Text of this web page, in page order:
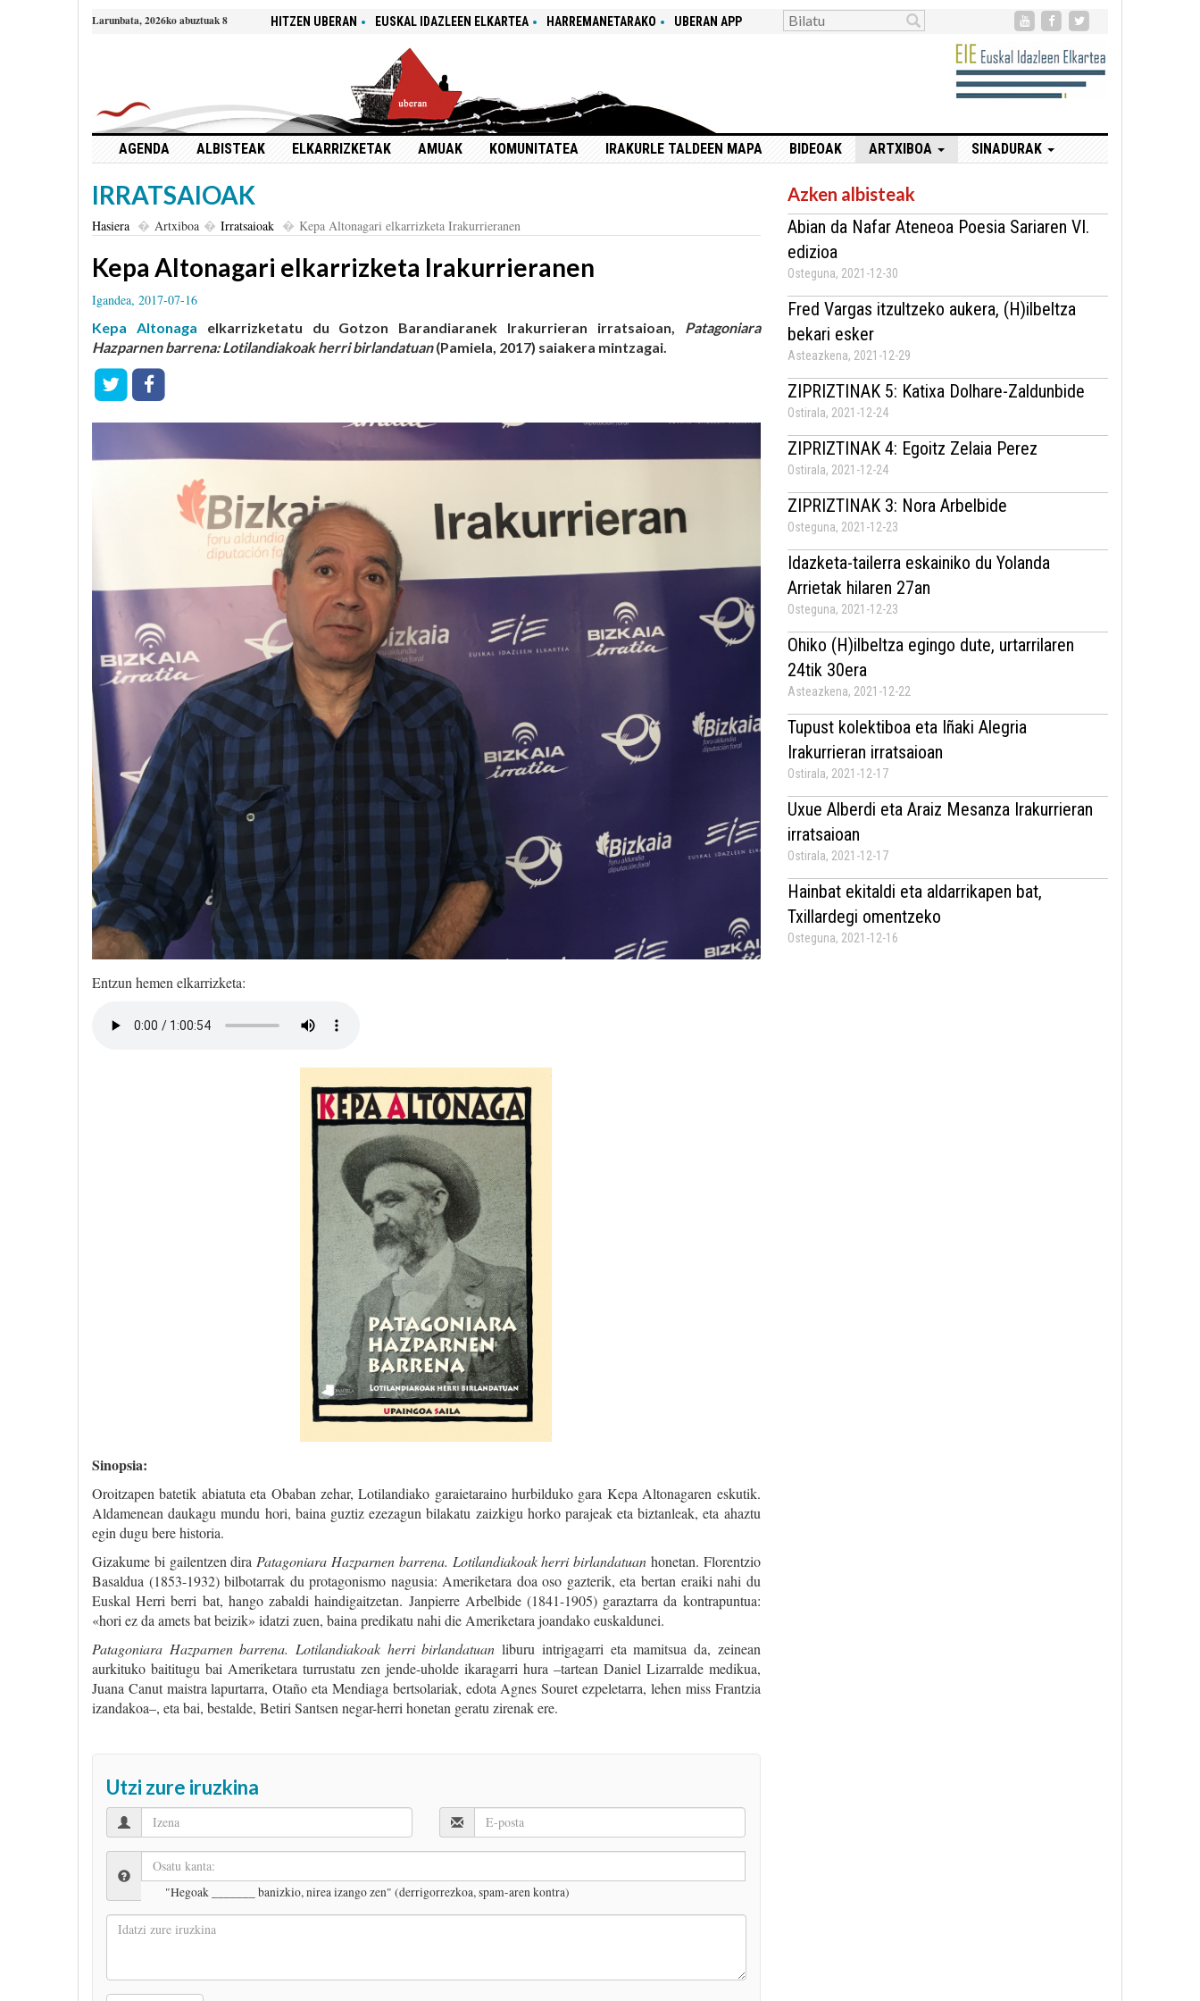
Larunbata, 2026ko abuztuak 8 HITZEN UBERAN EUSKAL IDAZLEEN ELKARTEA HARREMANETARAKO UBERAN APP
AGENDA ALBISTEAK ELKARRIZKETAK AMUAK KOMUNITATEA IRAKURLE TALDEEN MAPA BIDEOAK ARTXIBOA SINADURAK
IRRATSAIOAK
Hasiera Artxiboa Irratsaioak Kepa Altonagari elkarrizketa Irakurrieranen
Kepa Altonagari elkarrizketa Irakurrieranen
Igandea, 2017-07-16
Kepa Altonaga elkarrizketatu du Gotzon Barandiaranek Irakurrieran irratsaioan, Patagoniara
Hazparnen barrena: Lotilandiakoak herri birlandatuan(Pamiela, 2017) saiakera mintzagai.
Entzun hemen elkarrizketa:
Sinopsia:
Oroitzapen batetik abiatuta eta Obaban zehar, Lotilandiako garaietaraino hurbilduko gara Kepa Altonagaren eskutik.
Aldamenean daukagu mundu hori, baina guztiz ezezagun bilakatu zaizkigu horko parajeak eta biztanleak, eta ahaztu
egin dugu bere historia.
Gizakume bi gailentzen dira Patagoniara Hazparnen barrena. Lotilandiakoak herri birlandatuan honetan. Florentzio
Basaldua (1853-1932) bilbotarrak du protagonismo nagusia: Ameriketara doa oso gazterik, eta bertan eraiki nahi du
Euskal Herri berri bat, hango zabaldi haindigaitzetan. Janpierre Arbelbide (1841-1905) garaztarra da kontrapuntua:
«hori ez da amets bat beizik» idatzi zuen, baina predikatu nahi die Ameriketara joandako euskaldunei.
Patagoniara Hazparnen barrena. Lotilandiakoak herri birlandatuan liburu intrigagarri eta mamitsua da, zeinean
aurkituko baititugu bai Ameriketara turrustatu zen jende-uholde ikaragarri hura –tartean Daniel Lizarralde medikua,
Juana Canut maistra lapurtarra, Otaño eta Mendiaga bertsolariak, edota Agnes Souret ezpeletarra, lehen miss Frantzia
izandakoa–, eta bai, bestalde, Betiri Santsen negar-herri honetan geratu zirenak ere.
Utzi zure iruzkina
"Hegoak _______ banizkio, nirea izango zen" (derrigorrezkoa, spam-aren kontra)
Idatzi
Azken albisteak
Abian da Nafar Ateneoa Poesia Sariaren VI.
edizioa
Osteguna, 2021-12-30
Fred Vargas itzultzeko aukera, (H)ilbeltza
bekari esker
Asteazkena, 2021-12-29
ZIPRIZTINAK 5: Katixa Dolhare-Zaldunbide
Ostirala, 2021-12-24
ZIPRIZTINAK 4: Egoitz Zelaia Perez
Ostirala, 2021-12-24
ZIPRIZTINAK 3: Nora Arbelbide
Osteguna, 2021-12-23
Idazketa-tailerra eskainiko du Yolanda
Arrietak hilaren 27an
Osteguna, 2021-12-23
Ohiko (H)ilbeltza egingo dute, urtarrilaren
24tik 30era
Asteazkena, 2021-12-22
Tupust kolektiboa eta Iñaki Alegria
Irakurrieran irratsaioan
Ostirala, 2021-12-17
Uxue Alberdi eta Araiz Mesanza Irakurrieran
irratsaioan
Ostirala, 2021-12-17
Hainbat ekitaldi eta aldarrikapen bat,
Txillardegi omentzeko
Osteguna, 2021-12-16